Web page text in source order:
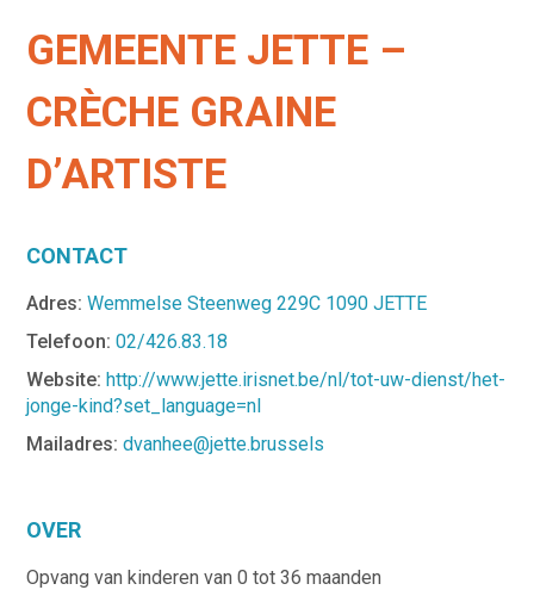
GEMEENTE JETTE –
CRÈCHE GRAINE
D’ARTISTE
CONTACT
Adres: Wemmelse Steenweg 229C 1090 JETTE
Telefoon: 02/426.83.18
Website:http://www.jette.irisnet.be/nl/tot-uw-dienst/het-
jonge-kind?set_language=nl
Mailadres: dvanhee@jette.brussels
OVER
Opvang van kinderen van 0 tot 36 maanden